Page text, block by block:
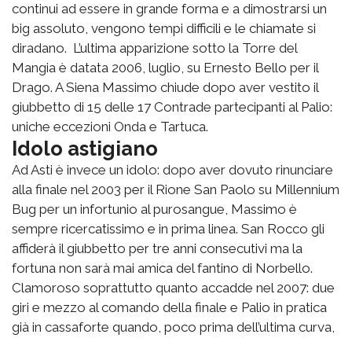
continui ad essere in grande forma e a dimostrarsi un
big assoluto, vengono tempi difficili e le chiamate si
diradano. L’ultima apparizione sotto la Torre del
Mangia è datata 2006, luglio, su Ernesto Bello per il
Drago. A Siena Massimo chiude dopo aver vestito il
giubbetto di 15 delle 17 Contrade partecipanti al Palio:
uniche eccezioni Onda e Tartuca.
Idolo astigiano
Ad Asti è invece un idolo: dopo aver dovuto rinunciare
alla finale nel 2003 per il Rione San Paolo su Millennium
Bug per un infortunio al purosangue, Massimo è
sempre ricercatissimo e in prima linea. San Rocco gli
affiderà il giubbetto per tre anni consecutivi ma la
fortuna non sarà mai amica del fantino di Norbello.
Clamoroso soprattutto quanto accadde nel 2007: due
giri e mezzo al comando della finale e Palio in pratica
già in cassaforte quando, poco prima dell’ultima curva,